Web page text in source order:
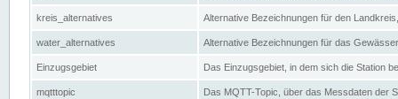
kreis_alternatives Alternative Bezeichnungen für den
water_alternatives Alternative Bezeichnungen für das
Einzugsgebiet Das Einzugsgebiet, in dem sich die Station
mqtttopic Das MQTT-Topic, über das Messdaten der